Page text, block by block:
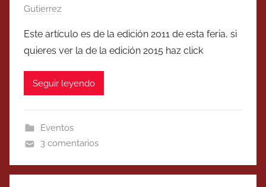
Gutierrez
Este artículo es de la edición 2011 de esta feria, si
quieres ver la de la edición 2015 haz click
Seguir leyendo
Eventos
3 comentarios